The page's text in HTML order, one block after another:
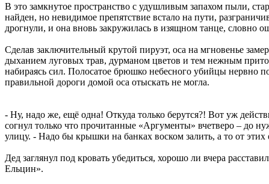
В это замкнутое пространство с удушливым запахом пыли,
найден, но невидимое препятствие встало на пути,
дрогнули, и она вновь закружилась в изящном танце, словно
Сделав заключительный крутой пируэт, оса на мгновенье
дыханием луговых трав, дурманом цветов и тем нежным
набираясь сил. Полосатое брюшко небесного убийцы нервно
правильной дороги домой оса отыскать не могла.
- Ну, надо же, ещё одна! Откуда только берутся?! Вот уж
согнул только что прочитанные «Аргументы» вчетверо – до
улицу. - Надо бы крышки на банках воском залить, а то от этих
Дед заглянул под кровать убедиться, хорошо ли вчера
Ельцин».